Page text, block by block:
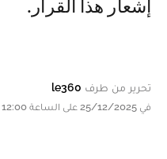
إشعار هذا القرار.
تحرير من طرف le360
في 25/12/2025 على الساعة 12:00